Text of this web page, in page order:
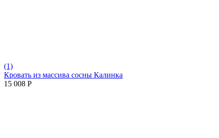
(1)
Кровать из массива сосны Калинка
15 008 Р